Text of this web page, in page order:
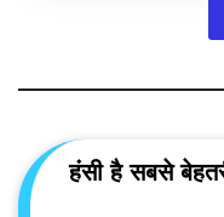
के
लिए
हंसी है सबसे